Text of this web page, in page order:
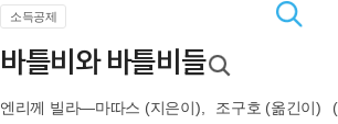
소득공제
바틀비와 바틀비들
엔리께 빌라―마따스 (지은이), 조구호 (옮긴이)